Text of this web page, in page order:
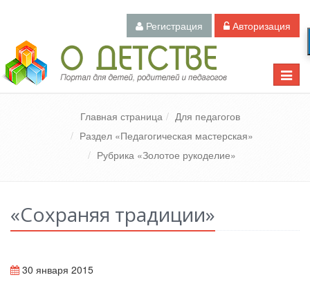
Регистрация Авторизация
Toggle
Педагогический портал «О детстве»
Главная страница
Для педагогов
Раздел «Педагогическая мастерская»
Рубрика «Золотое рукоделие»
«Сохраняя традиции»
30 января 2015